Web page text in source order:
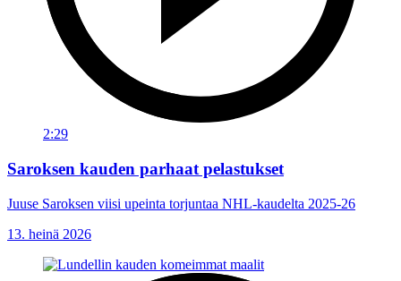
2:29
Saroksen kauden parhaat pelastukset
Juuse Saroksen viisi upeinta torjuntaa NHL-kaudelta 2025-26
13. heinä 2026